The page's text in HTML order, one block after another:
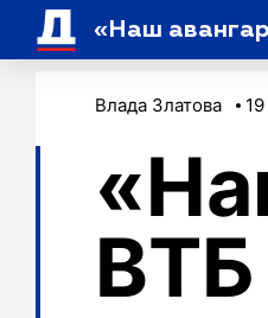
«Наш
Влада Златова
ВТБ